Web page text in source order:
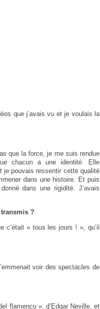
que j’avais vu et je voulais la
que la force, je me suis rendue
chacun a une identité. Elle
je pouvais ressentir cette qualité
dans une histoire. Et puis
dans une rigidité. J’avais
transmis ?
c’était « tous les jours ! », qu’il
voir des spectacles de
flamenco », d’Edgar Neville, et